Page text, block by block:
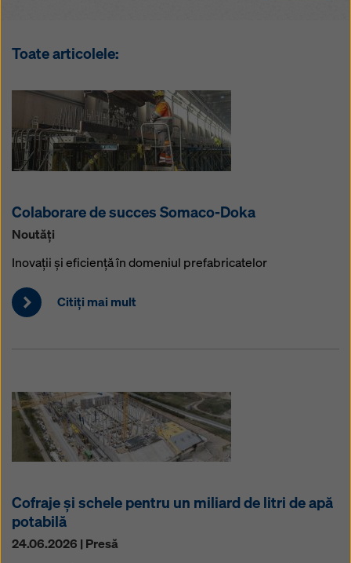
Toate articolele:
Colaborare de succes Somaco-Doka
Noutăţi
Inovații și eficiență în domeniul prefabricatelor
Citiţi mai mult
Cofraje și schele pentru un miliard de litri de apă
potabilă
24.06.2026 | Presă